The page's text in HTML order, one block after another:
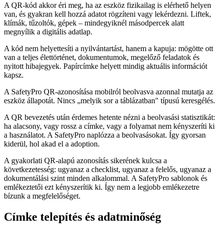
A QR-kód akkor éri meg, ha az eszköz fizikailag is elérhető helyen
van, és gyakran kell hozzá adatot rögzíteni vagy lekérdezni. Liftek,
klímák, tűzoltók, gépek – mindegyiknél másodpercek alatt
megnyílik a digitális adatlap.
A kód nem helyettesíti a nyilvántartást, hanem a kapuja: mögötte ott
van a teljes élettörténet, dokumentumok, megelőző feladatok és
nyitott hibajegyek. Papírcímke helyett mindig aktuális információt
kapsz.
A SafetyPro QR-azonosítása mobilról beolvasva azonnal mutatja az
eszköz állapotát. Nincs „melyik sor a táblázatban" típusú keresgélés.
A QR bevezetés után érdemes hetente nézni a beolvasási statisztikát:
ha alacsony, vagy rossz a címke, vagy a folyamat nem kényszeríti ki
a használatot. A SafetyPro naplózza a beolvasásokat. Így gyorsan
kiderül, hol akad el a adoption.
A gyakorlati QR-alapú azonosítás sikerének kulcsa a
következetesség: ugyanaz a checklist, ugyanaz a felelős, ugyanaz a
dokumentálási szint minden alkalommal. A SafetyPro sablonok és
emlékeztetői ezt kényszerítik ki. Így nem a legjobb emlékezetre
bízunk a megfelelőséget.
Címke telepítés és adatminőség